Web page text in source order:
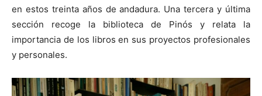
en estos treinta años de andadura. Una tercera y última
sección recoge la biblioteca de Pinós y relata la
importancia de los libros en sus proyectos profesionales
y personales.